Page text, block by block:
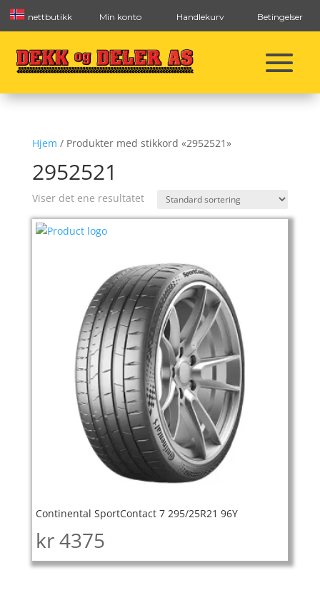
nettbutikk Min konto Handlekurv Betingelser
Hjem / Produkter med stikkord «2952521»
2952521
Viser det ene resultatet
Continental SportContact 7 295/25R21 96Y
kr4375